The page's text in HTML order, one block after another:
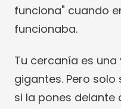
funciona" cuando
funcionaba.
Tu cercanía es
gigantes. Pero
si la pones delante